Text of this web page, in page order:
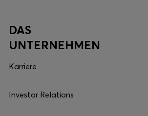
DAS
UNTERNEHMEN
Karriere
Investor Relations